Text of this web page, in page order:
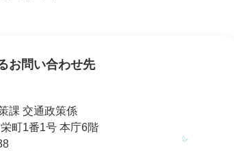
お問い合わせ先
課 交通政策係
町1番1号 本庁6階